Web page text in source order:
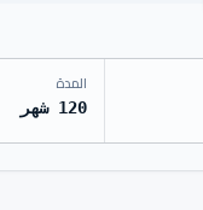
المدة
120 شهر